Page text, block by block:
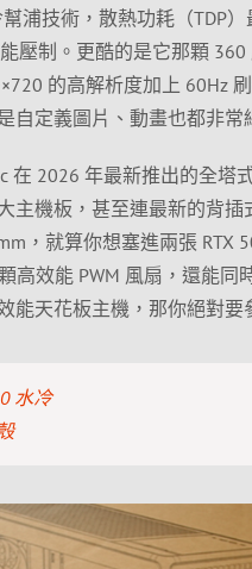
浦技術，散熱功耗（TDP
能壓制。更酷的是它那顆
的高解析度加上 60Hz
自定義圖片、動畫也都非常
在 2026 年最新推出的全塔
主機板，甚至連最新的背
，就算你想塞進兩張 RTX
高效能 PWM 風扇，還能同
能天花板主機，那你絕對要
水冷